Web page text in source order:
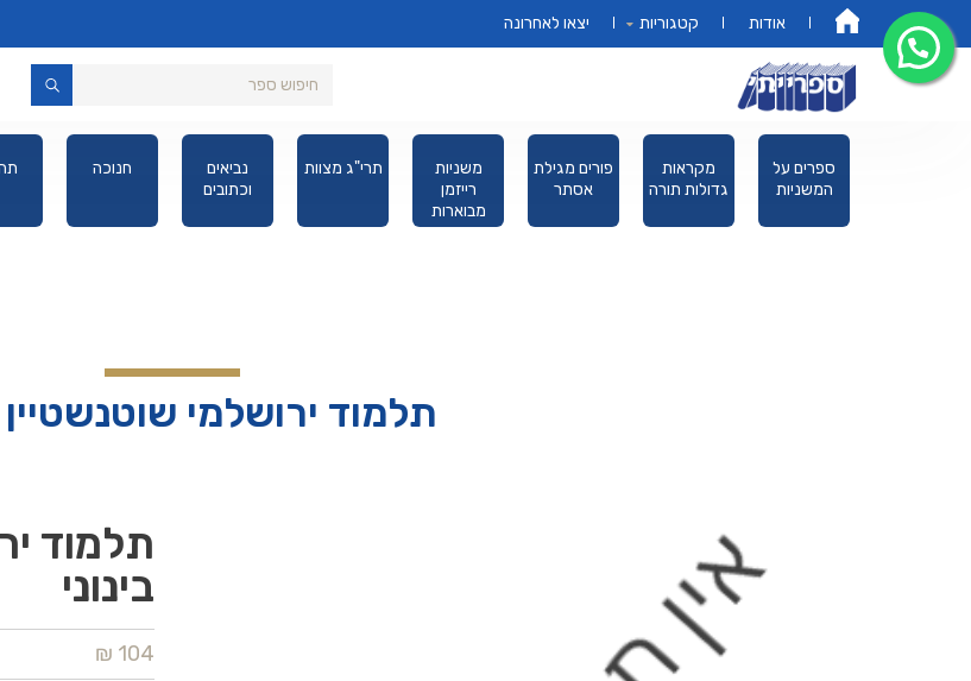
אודות קטגוריות יצאו לאחרונה
וכתובים
תרי"ג מצוות
מבוארות
מהדורת כיס
פורים מגילת
מקראות
גדולות תורה
ספרים על
המשניות
תלמוד ירושלמי שוטנשטיין
תלמוד
בינוני
104 ₪